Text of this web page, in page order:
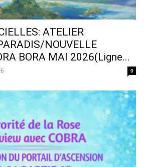
ATELIER
NOUVELLE
BORA MAI 2026(Ligne...
0